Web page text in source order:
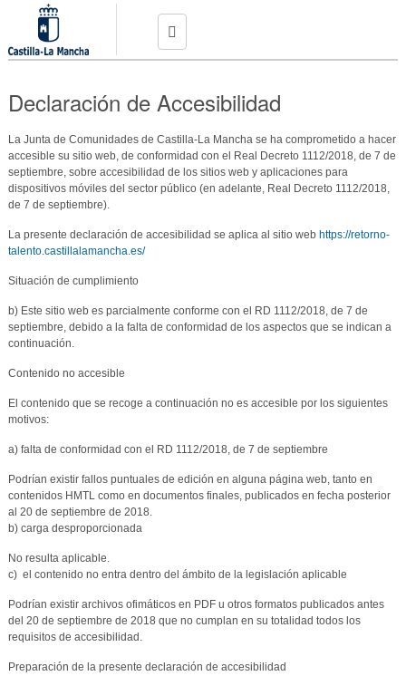
contenido
Noticias
Empleos
Publica tu oferta
Contacto
Crea tu perfil
Inicia sesión
Declaración de Accesibilidad
La Junta de Comunidades de Castilla-La Mancha se ha comprometido a hacer
accesible su sitio web, de conformidad con el Real Decreto 1112/2018, de 7 de
septiembre, sobre accesibilidad de los sitios web y aplicaciones para
dispositivos móviles del sector público (en adelante, Real Decreto 1112/2018,
de 7 de septiembre).
La presente declaración de accesibilidad se aplica al sitio web https://retorno-
talento.castillalamancha.es/
Situación de cumplimiento
b) Este sitio web es parcialmente conforme con el RD 1112/2018, de 7 de
septiembre, debido a la falta de conformidad de los aspectos que se indican a
continuación.
Contenido no accesible
El contenido que se recoge a continuación no es accesible por los siguientes
motivos:
a) falta de conformidad con el RD 1112/2018, de 7 de septiembre
Podrían existir fallos puntuales de edición en alguna página web, tanto en
contenidos HMTL como en documentos finales, publicados en fecha posterior
al 20 de septiembre de 2018.
b) carga desproporcionada
No resulta aplicable.
c) el contenido no entra dentro del ámbito de la legislación aplicable
Podrían existir archivos ofimáticos en PDF u otros formatos publicados antes
del 20 de septiembre de 2018 que no cumplan en su totalidad todos los
requisitos de accesibilidad.
Preparación de la presente declaración de accesibilidad